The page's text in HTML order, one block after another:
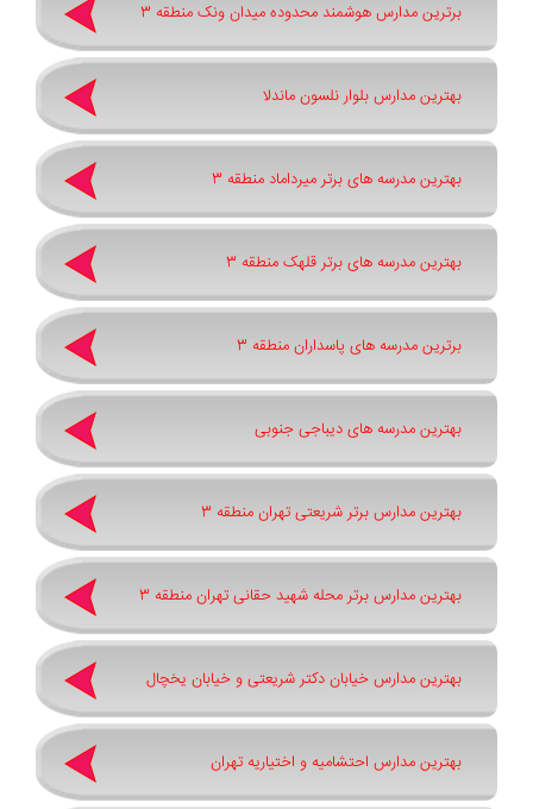
برترین مدارس هوشمند محدوده میدان ونک منطقه 3
بهترین مدارس بلوار نلسون ماندلا
بهترین مدرسه های برتر میرداماد منطقه 3
بهترین مدرسه های برتر قلهک منطقه 3
برترین مدرسه های پاسداران منطقه 3
بهترین مدرسه های دیباجی جنوبی
بهترین مدارس برتر شریعتی تهران منطقه 3
بهترین مدارس برتر محله شهید حقانی تهران منطقه 3
بهترین مدارس خیابان دکتر شریعتی و خیابان یخچال
بهترین مدارس احتشامیه و اختیاریه تهران